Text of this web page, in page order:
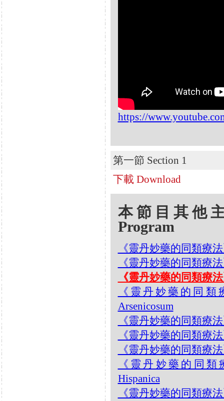
https://
第一節 Section 1
下載 Download
本節目其他
Program
《靈丹妙藥的同類療
《靈丹妙藥的同類療
《靈丹妙藥的同類療
《靈丹妙藥的同類
Arsenicosum
《靈丹妙藥的同類療
《靈丹妙藥的同類療
《靈丹妙藥的同類療
《靈丹妙藥的同類
Hispanica
《靈丹妙藥的同類療